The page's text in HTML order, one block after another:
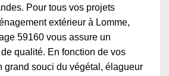
Pour tous vos projets
extérieur à Lomme,
59160 vous assure un
qualité. En fonction de vos
grand souci du végétal, élagueur